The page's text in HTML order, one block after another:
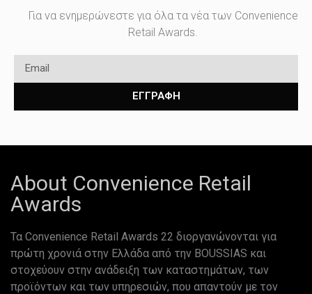
Για να ενημερώνεστε για όλα τα νέα των Convenience
Retail Awards.
ΕΓΓΡΑΦΗ
About Convenience Retail
Awards
Τα Convenience Retail Awards 22 διοργανώνονται για
πρώτη χρονιά στην Ελλάδα από την BOUSSIAS και
στοχεύουν στην ανάδειξη των καταστημάτων, των
προϊόντων και των υπηρεσιών, που απαντούν με τον